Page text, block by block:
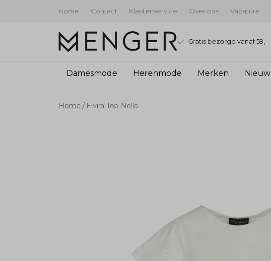
Home Contact Klantenservice Over ons Vacature
Gratis bezorgd vanaf 59,-
Damesmode Herenmode Merken Nieuw
ElviraHome Elvira Top Nella